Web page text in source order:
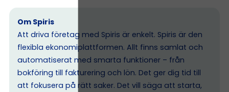
Om Spiris
Att driva företag med Spiris är enkelt. Spiris är den
flexibla ekonomiplattformen. Allt finns samlat och
automatiserat med smarta funktioner – från
bokföring till fakturering och lön. Det ger dig tid till
att fokusera på rätt saker. Det vill säga att starta,